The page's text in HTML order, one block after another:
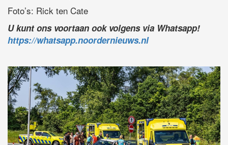
Foto’s: Rick ten Cate
U kunt ons voortaan ook volgens via Whatsapp!
https://whatsapp.noordernieuws.nl